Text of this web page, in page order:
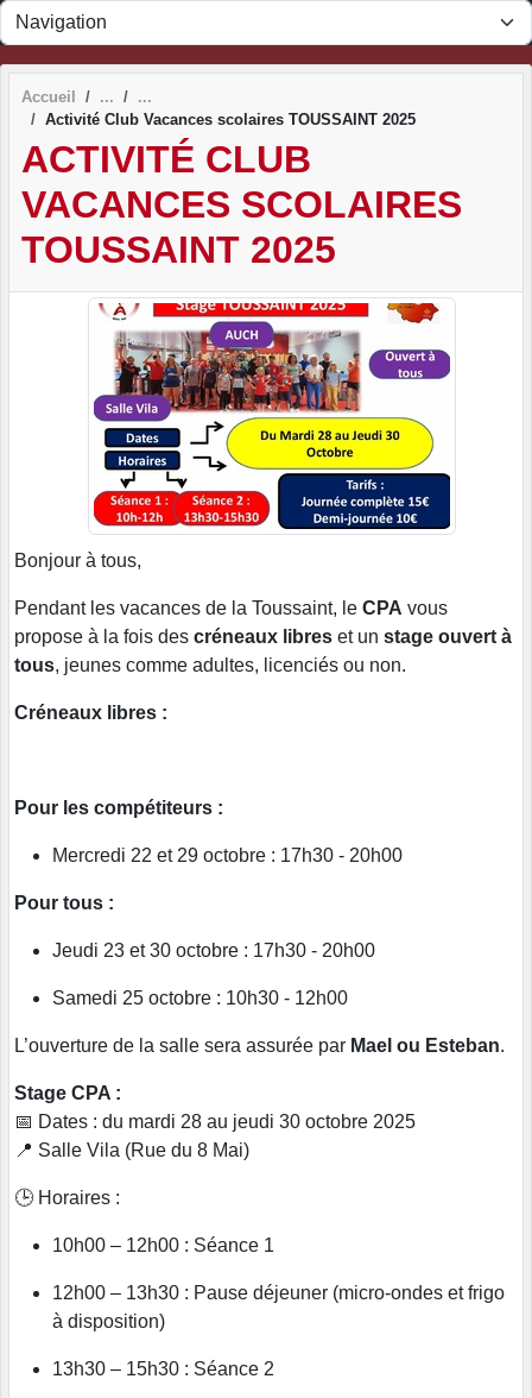
Accueil
Activité Club Vacances scolaires TOUSSAINT 2025
ACTIVITÉ CLUB
VACANCES SCOLAIRES
TOUSSAINT 2025
Bonjour à tous,
Pendant les vacances de la Toussaint, le CPA vous
propose à la fois des créneaux libres et un stage ouvert à
tous, jeunes comme adultes, licenciés ou non.
Créneaux libres :
Pour les compétiteurs :
Mercredi 22 et 29 octobre : 17h30 - 20h00
Pour tous :
Jeudi 23 et 30 octobre : 17h30 - 20h00
Samedi 25 octobre : 10h30 - 12h00
L’ouverture de la salle sera assurée par Mael ou Esteban.
Stage CPA :
📅 Dates : du mardi 28 au jeudi 30 octobre 2025
📍 Salle Vila (Rue du 8 Mai)
🕒 Horaires :
10h00 – 12h00 : Séance 1
12h00 – 13h30 : Pause déjeuner (micro-ondes et frigo
à disposition)
13h30 – 15h30 : Séance 2
Panneau de gestion des cookies